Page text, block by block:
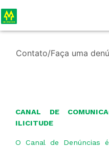
Contato/Faça uma
CANAL DE
ILICITUDE
O Canal de Denúncias